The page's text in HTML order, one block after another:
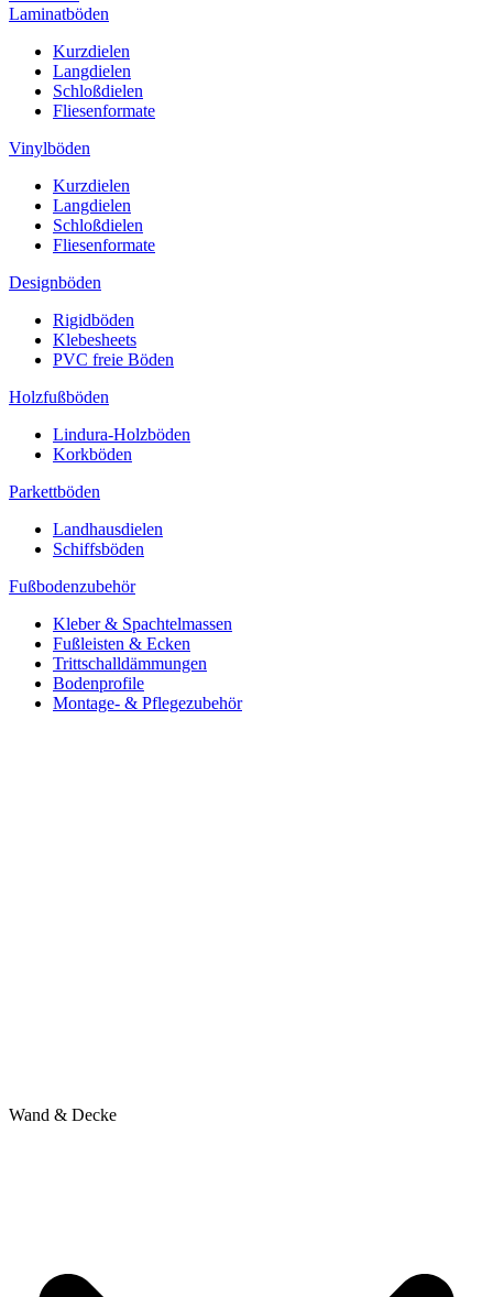
Laminatböden
Kurzdielen
Langdielen
Schloßdielen
Fliesenformate
Vinylböden
Kurzdielen
Langdielen
Schloßdielen
Fliesenformate
Designböden
Rigidböden
Klebesheets
PVC freie Böden
Holzfußböden
Lindura-Holzböden
Korkböden
Parkettböden
Landhausdielen
Schiffsböden
Fußbodenzubehör
Kleber & Spachtelmassen
Fußleisten & Ecken
Trittschalldämmungen
Bodenprofile
Montage- & Pflegezubehör
Wand & Decke